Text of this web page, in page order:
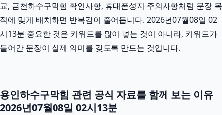
교, 금천하수구막힘 확인사항, 휴대폰성지 주의사항처럼 문장 목
적에 맞게 배치하면 반복감이 줄어듭니다. 2026년07월08일 02
시13분 중요한 것은 키워드를 많이 넣는 것이 아니라, 키워드가
들어간 문장이 실제 의미를 갖도록 만드는 것입니다.
용인하수구막힘 관련 공식 자료를 함께 보는 이유
2026년07월08일 02시13분